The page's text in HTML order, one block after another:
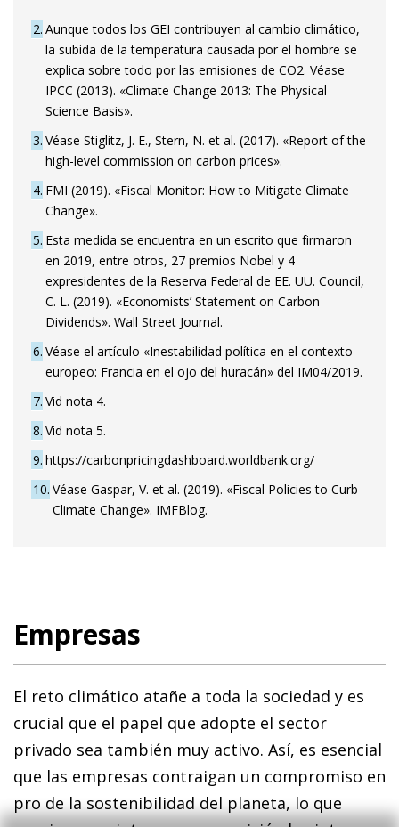
2 Aunque todos los GEI contribuyen al cambio climático,
la subida de la temperatura causada por el hombre se
explica sobre todo por las emisiones de CO2. Véase
IPCC (2013). «Climate Change 2013: The Physical
Science Basis».
3 Véase Stiglitz, J. E., Stern, N. et al. (2017). «Report of the
high-level commission on carbon prices».
4 FMI (2019). «Fiscal Monitor: How to Mitigate Climate
Change».
5 Esta medida se encuentra en un escrito que firmaron
en 2019, entre otros, 27 premios Nobel y 4
expresidentes de la Reserva Federal de EE. UU. Council,
C. L. (2019). «Economists’ Statement on Carbon
Dividends». Wall Street Journal.
6 Véase el artículo «Inestabilidad política en el contexto
europeo: Francia en el ojo del huracán» del IM04/2019.
7 Vid nota 4.
8 Vid nota 5.
9 https://carbonpricingdashboard.worldbank.org/
10 Véase Gaspar, V. et al. (2019). «Fiscal Policies to Curb
Climate Change». IMFBlog.
Empresas
El reto climático atañe a toda la sociedad y es
crucial que el papel que adopte el sector
privado sea también muy activo. Así, es esencial
que las empresas contraigan un compromiso en
pro de la sostenibilidad del planeta, lo que